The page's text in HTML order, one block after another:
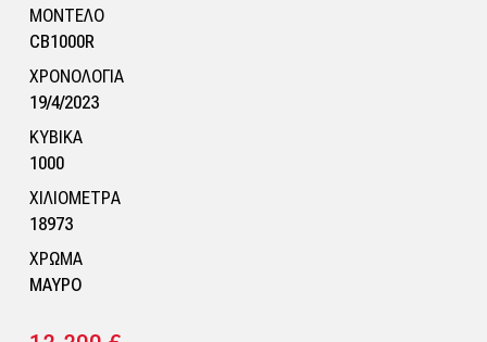
ΜΟΝΤΕΛΟ
CB1000R
ΧΡΟΝΟΛΟΓΙΑ
19/4/2023
ΚΥΒΙΚΑ
1000
ΧΙΛΙΟΜΕΤΡΑ
18973
ΧΡΩΜΑ
ΜΑΥΡΟ